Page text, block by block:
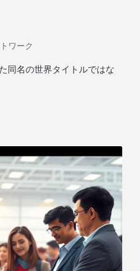
ワーク
同名の世界タイトルではな